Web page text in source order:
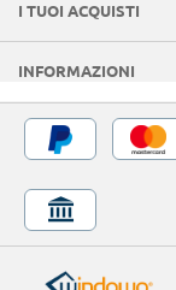
I TUOI ACQUISTI
INFORMAZIONI